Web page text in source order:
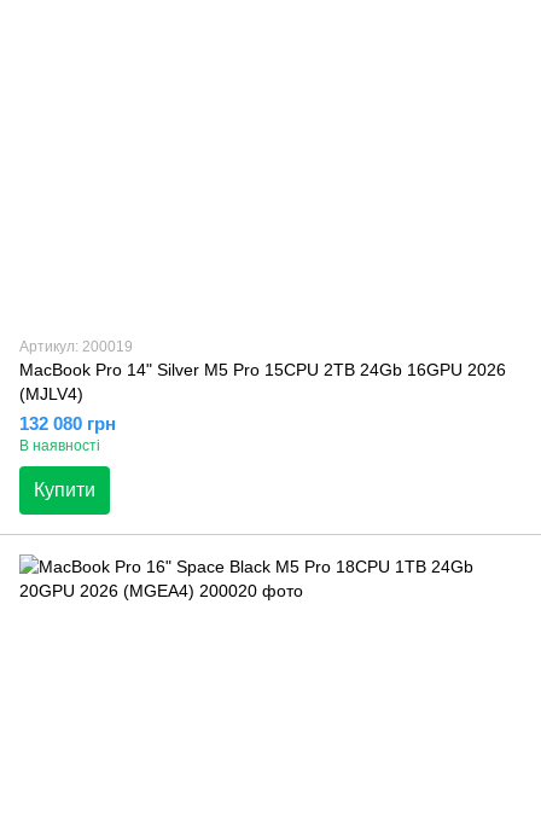
Артикул: 200019
MacBook Pro 14" Silver M5 Pro 15CPU 2TB 24Gb 16GPU 2026
(MJLV4)
132 080 грн
В наявності
Купити